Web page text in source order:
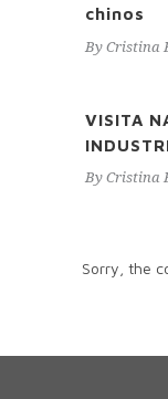
chinos
By Cristina
VISITA
By Cristina
Sorry, the